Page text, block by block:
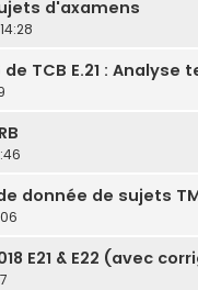
d'axamens
TCB E.21 :
donnée de sujets
E21 & E22 (avec